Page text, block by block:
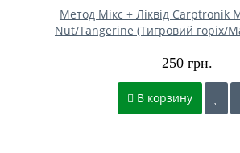
Метод Мікс + Ліквід Carptronik
Nut/Tangerine (Тигровий горіх/
250 грн.
В корзину